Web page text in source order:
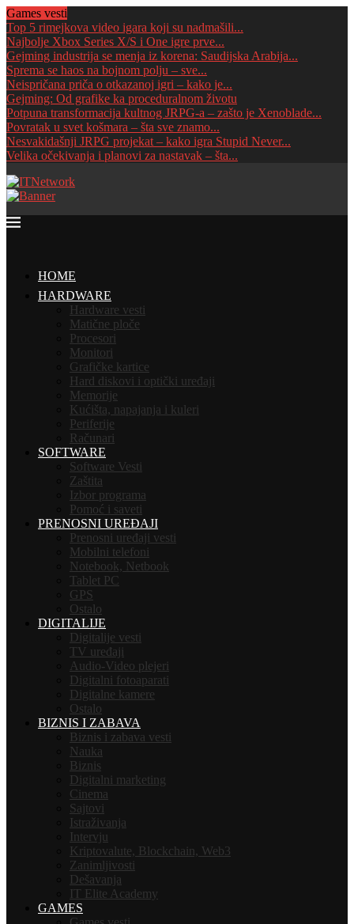
Games vesti
Top 5 rimejkova video igara koji su nadmašili...
Najbolje Xbox Series X/S i One igre prve...
Gejming industrija se menja iz korena: Saudijska Arabija...
Sprema se haos na bojnom polju – sve...
Neispričana priča o otkazanoj igri – kako je...
Gejming: Od grafike ka proceduralnom životu
Potpuna transformacija kultnog JRPG-a – zašto je Xenoblade...
Povratak u svet košmara – šta sve znamo...
Nesvakidašnji JRPG projekat – kako igra Stupid Never...
Velika očekivanja i planovi za nastavak – šta...
HOME
HARDWARE
Hardware vesti
Matične ploče
Procesori
Monitori
Grafičke kartice
Hard diskovi i optički uređaji
Memorije
Kućišta, napajanja i kuleri
Periferije
Računari
SOFTWARE
Software Vesti
Zaštita
Izbor programa
Pomoć i saveti
PRENOSNI UREĐAJI
Prenosni uređaji vesti
Mobilni telefoni
Notebook, Netbook
Tablet PC
GPS
Ostalo
DIGITALIJE
Digitalije vesti
TV uređaji
Audio-Video plejeri
Digitalni fotoaparati
Digitalne kamere
Ostalo
BIZNIS I ZABAVA
Biznis i zabava vesti
Nauka
Biznis
Digitalni marketing
Cinema
Sajtovi
Istraživanja
Intervju
Kriptovalute, Blockchain, Web3
Zanimljivosti
Dešavanja
IT Elite Academy
GAMES